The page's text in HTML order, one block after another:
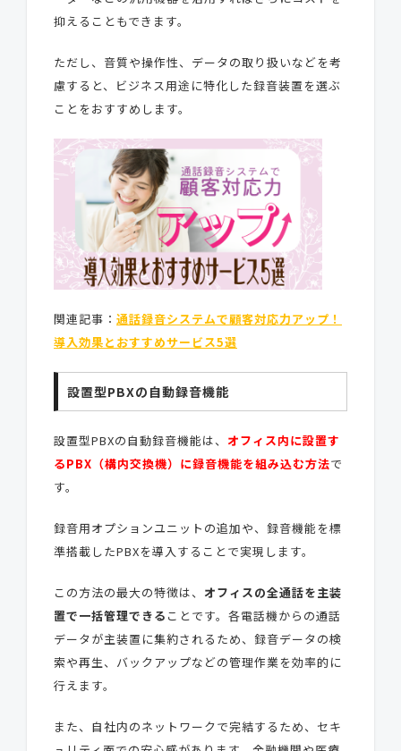
抑えることもできます。
ただし、音質や操作性、データの取り扱いなどを考
慮すると、ビジネス用途に特化した録音装置を選ぶ
ことをおすすめします。
関連記事： 通話録音システムで顧客対応力アップ！
導入効果とおすすめサービス5選
設置型PBXの自動録音機能
設置型PBXの自動録音機能は、 オフィス内に設置す
るPBX（構内交換機）に録音機能を組み込む方法で
す。
録音用オプションユニットの追加や、録音機能を標
準搭載したPBXを導入することで実現します。
この方法の最大の特徴は、 オフィスの全通話を主装
置で一括管理できる ことです。各電話機からの通話
データが主装置に集約されるため、録音データの検
索や再生、バックアップなどの管理作業を効率的に
行えます。
また、自社内のネットワークで完結するため、セキ